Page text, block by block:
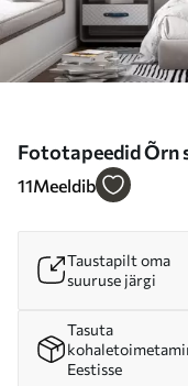
Fototapeedid Õrn
11Meeldib
Taustapilt oma
suuruse järgi
Tasuta
Eestisse